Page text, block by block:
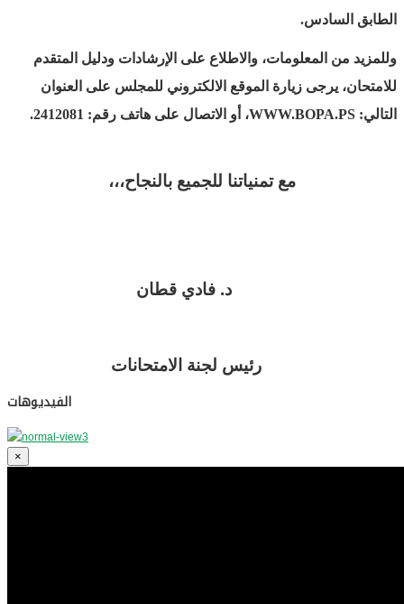
الطابق السادس.
وللمزيد من المعلومات، والاطلاع على الإرشادات ودليل المتقدم
للامتحان، يرجى زيارة الموقع الالكتروني للمجلس على العنوان
التالي: WWW.BOPA.PS، أو الاتصال على هاتف رقم: 2412081.
مع تمنياتنا للجميع بالنجاح،،،
د. فادي قطان
رئيس لجنة الامتحانات
الفيديوهات
×